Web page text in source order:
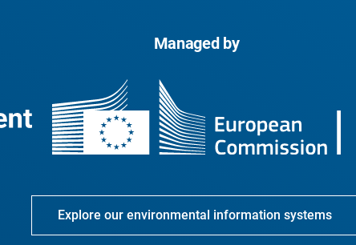
Managed by
Explore our environmental information systems